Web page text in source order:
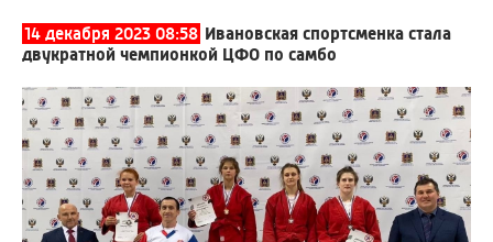
14 декабря 2023 08:58 Ивановская спортсменка стала
двукратной чемпионкой ЦФО по самбо